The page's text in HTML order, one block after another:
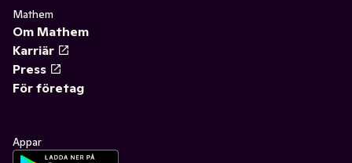
Mathem
Om Mathem
Karriär
Press
För företag
Appar